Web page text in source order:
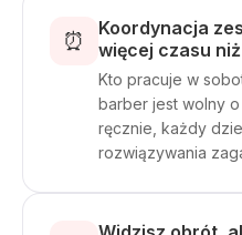
⏰
Koordynacja
więcej czasu
Kto pracuje w
barber jest wolny o
ręcznie, każdy
rozwiązywania